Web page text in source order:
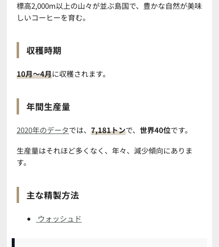
標高2,000m以上の山々が並ぶ島国で、豊かな自然が美味
しいコーヒーを育む。
収穫時期
10月～4月に収穫されます。
年間生産量
2020年のデータでは、 7,181トンで、 世界40位です。
生産量はそれほど多くなく、年々、減少傾向にありま
す。
主な精製方法
ウォッシュド